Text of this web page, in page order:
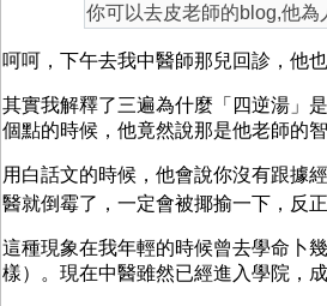
你可以去皮老師的blog,他為
呵呵，下午去我中醫師那兒回診，他
其實我解釋了三遍為什麼「四逆湯」
個點的時候，他竟然說那是他老師的
用白話文的時候，他會說你沒有跟據
醫就倒霉了，一定會被揶揄一下，反
這種現象在我年輕的時候曾去學命卜
樣）。現在中醫雖然已經進入學院，